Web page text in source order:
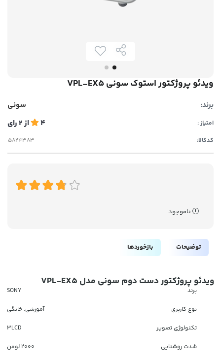
ویدئو پروژکتور استوک سونی VPL-EX5
برند: سونی
امتیاز : 4 از2رای
کدکالا:
ناموجود
توضیحات بازخوردها
ویدئو پروژکتور دست دوم سونی مدل VPL-EX5
برند
SONY
نوع کاربری
آموزشی, خانگی
تکنولوژی تصویر
3LCD
شدت روشنایی
2000 لومن